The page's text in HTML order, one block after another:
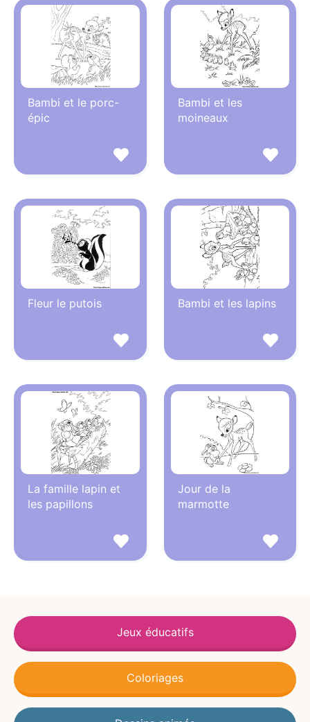
Bambi et le porc-
épic
Bambi et les
moineaux
Fleur le putois Bambi et les lapins
La famille lapin et
les papillons
Jour de la
marmotte
Jeux éducatifs
Coloriages